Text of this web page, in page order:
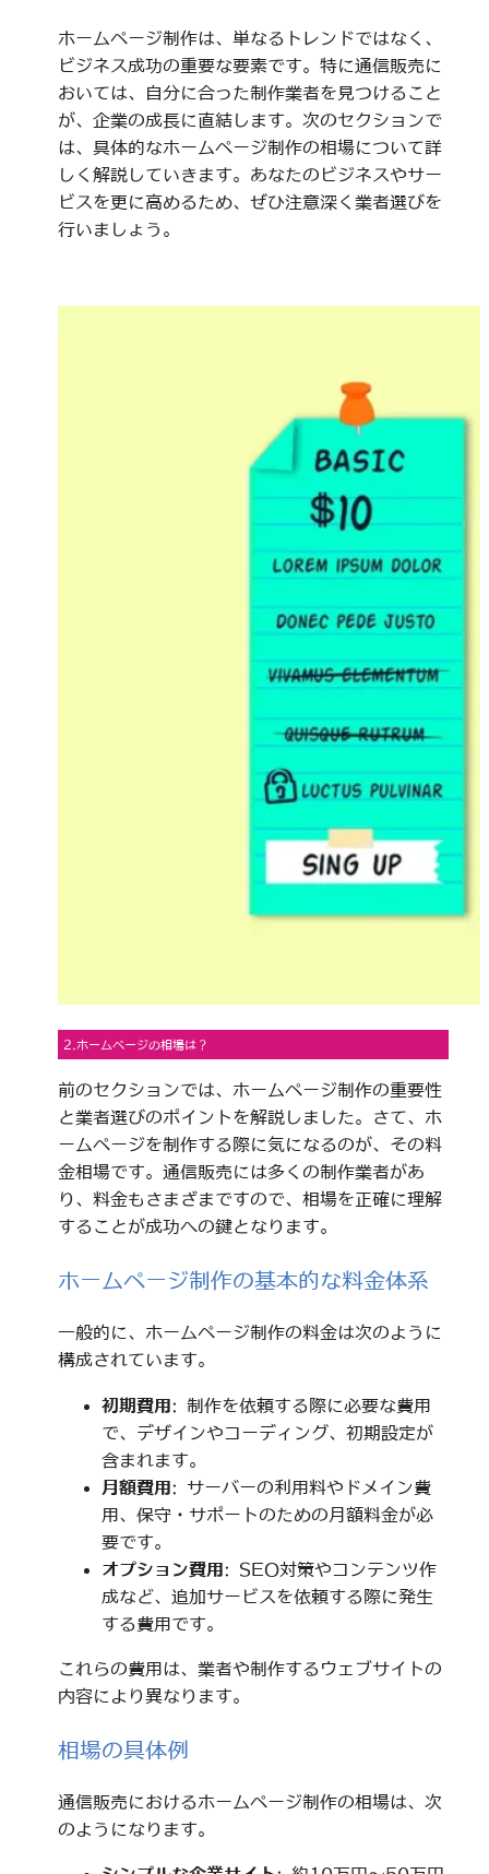
ホームページ制作は、単なるトレンドではなく、
ビジネス成功の重要な要素です。特に通信販売に
おいては、自分に合った制作業者を見つけること
が、企業の成長に直結します。次のセクションで
は、具体的なホームページ制作の相場について詳
しく解説していきます。あなたのビジネスやサー
ビスを更に高めるため、ぜひ注意深く業者選びを
行いましょう。
2.ホームページの相場は？
前のセクションでは、ホームページ制作の重要性
と業者選びのポイントを解説しました。さて、ホ
ームページを制作する際に気になるのが、その料
金相場です。通信販売には多くの制作業者があ
り、料金もさまざまですので、相場を正確に理解
することが成功への鍵となります。
ホームページ制作の基本的な料金体系
一般的に、ホームページ制作の料金は次のように
構成されています。
初期費用: 制作を依頼する際に必要な費用
で、デザインやコーディング、初期設定が
含まれます。
月額費用: サーバーの利用料やドメイン費
用、保守・サポートのための月額料金が必
要です。
オプション費用: SEO対策やコンテンツ作
成など、追加サービスを依頼する際に発生
する費用です。
これらの費用は、業者や制作するウェブサイトの
内容により異なります。
相場の具体例
通信販売におけるホームページ制作の相場は、次
のようになります。